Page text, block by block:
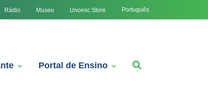
Rádio Museu Unoesc Store Português
Portal de Ensino